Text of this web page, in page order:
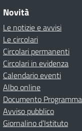
Novità
Le notizie e avvisi
Le circolari
Circolari permanenti
Circolari in evidenza
Calendario eventi
Albo online
Documento
Avviso pubblico
Giornalino d’Istituto